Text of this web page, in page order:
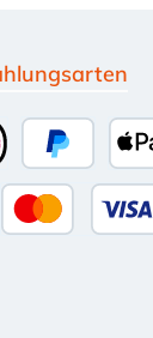
PayPal
(10